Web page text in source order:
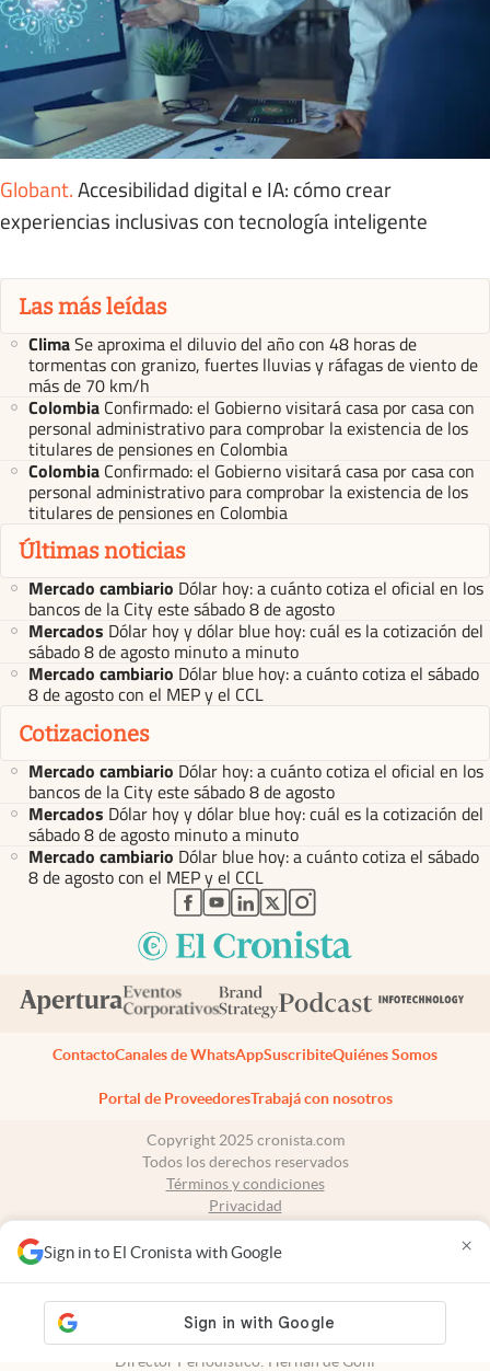
Sign in to El Cronista with Google ×
Globant.Accesibilidad digital e IA: cómo crear
experiencias inclusivas con tecnología inteligente
Las más leídas
ClimaSe aproxima el diluvio del año con 48 horas de
tormentas con granizo, fuertes lluvias y ráfagas de viento de
más de 70 km/h
Colombia Confirmado: el Gobierno visitará casa por casa con
personal administrativo para comprobar la existencia de los
titulares de pensiones en Colombia
Colombia Confirmado: el Gobierno visitará casa por casa con
personal administrativo para comprobar la existencia de los
titulares de pensiones en Colombia
Últimas noticias
Mercado cambiario Dólar hoy: a cuánto cotiza el oficial en los
bancos de la City este sábado 8 de agosto
Mercados Dólar hoy y dólar blue hoy: cuál es la cotización del
sábado 8 de agosto minuto a minuto
Mercado cambiario Dólar blue hoy: a cuánto cotiza el sábado
8 de agosto con el MEP y el CCL
Cotizaciones
Mercado cambiario Dólar hoy: a cuánto cotiza el oficial en los
bancos de la City este sábado 8 de agosto
Mercados Dólar hoy y dólar blue hoy: cuál es la cotización del
sábado 8 de agosto minuto a minuto
Mercado cambiario Dólar blue hoy: a cuánto cotiza el sábado
8 de agosto con el MEP y el CCL
abre en nueva pestaña
abre en nueva pestaña
abre en nueva pestaña
abre en nueva pestaña
abre en nueva pestaña
ContactoCanales de WhatsAppSuscribiteQuiénes Somos
Portal de ProveedoresTrabajá con nosotros
Copyright 2025 cronista.com
Todos los derechos reservados
Términos y condiciones
Privacidad
Tel: +54 11 7078-3270
propiedad intelectual: 56576959
N° de edición: 10.951 - 8 de agosto de 2026
Director Periodístico: Hernán de Goñi